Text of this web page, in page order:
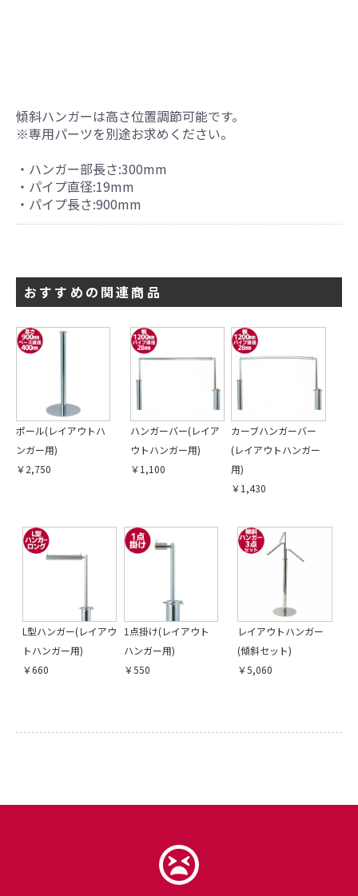
引続き他の商品も選ぶ
傾斜ハンガーは高さ位置調節可能です。
※専用パーツを別途お求めください。
・ハンガー部長さ:300mm
・パイプ直径:19mm
・パイプ長さ:900mm
おすすめの関連商品
ポール(レイアウトハ
ンガー用)
￥2,750
ハンガーバー(レイア
ウトハンガー用)
￥1,100
カーブハンガーバー
(レイアウトハンガー
用)
￥1,430
L型ハンガー(レイアウ
トハンガー用)
￥660
1点掛け(レイアウト
ハンガー用)
￥550
レイアウトハンガー
(傾斜セット)
￥5,060